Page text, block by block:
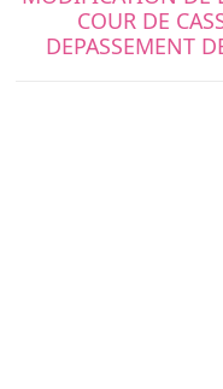
COUR DE
DEPASSEMENT